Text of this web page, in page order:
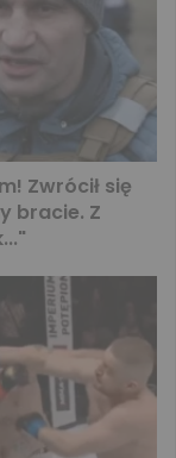
Zwrócił się
bracie. Z